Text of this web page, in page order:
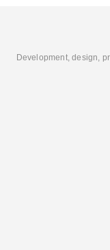
Development, design,